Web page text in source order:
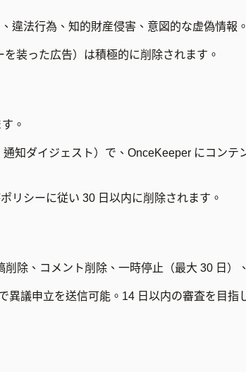
違法行為、知的財産侵害、意図的な虚偽情報。
装った広告）は積極的に削除されます。
。
知ダイジェスト）で、OnceKeeper にコン
リシーに従い 30 日以内に削除されます。
除、コメント削除、一時停止（最大 30 日）
議申立を送信可能。14 日以内の審査を目指